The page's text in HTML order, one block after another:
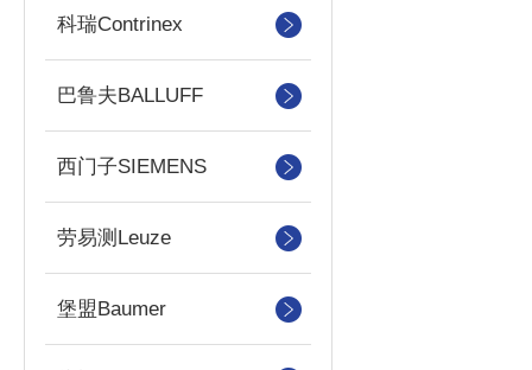
科瑞Contrinex
巴鲁夫BALLUFF
西门子SIEMENS
劳易测Leuze
堡盟Baumer